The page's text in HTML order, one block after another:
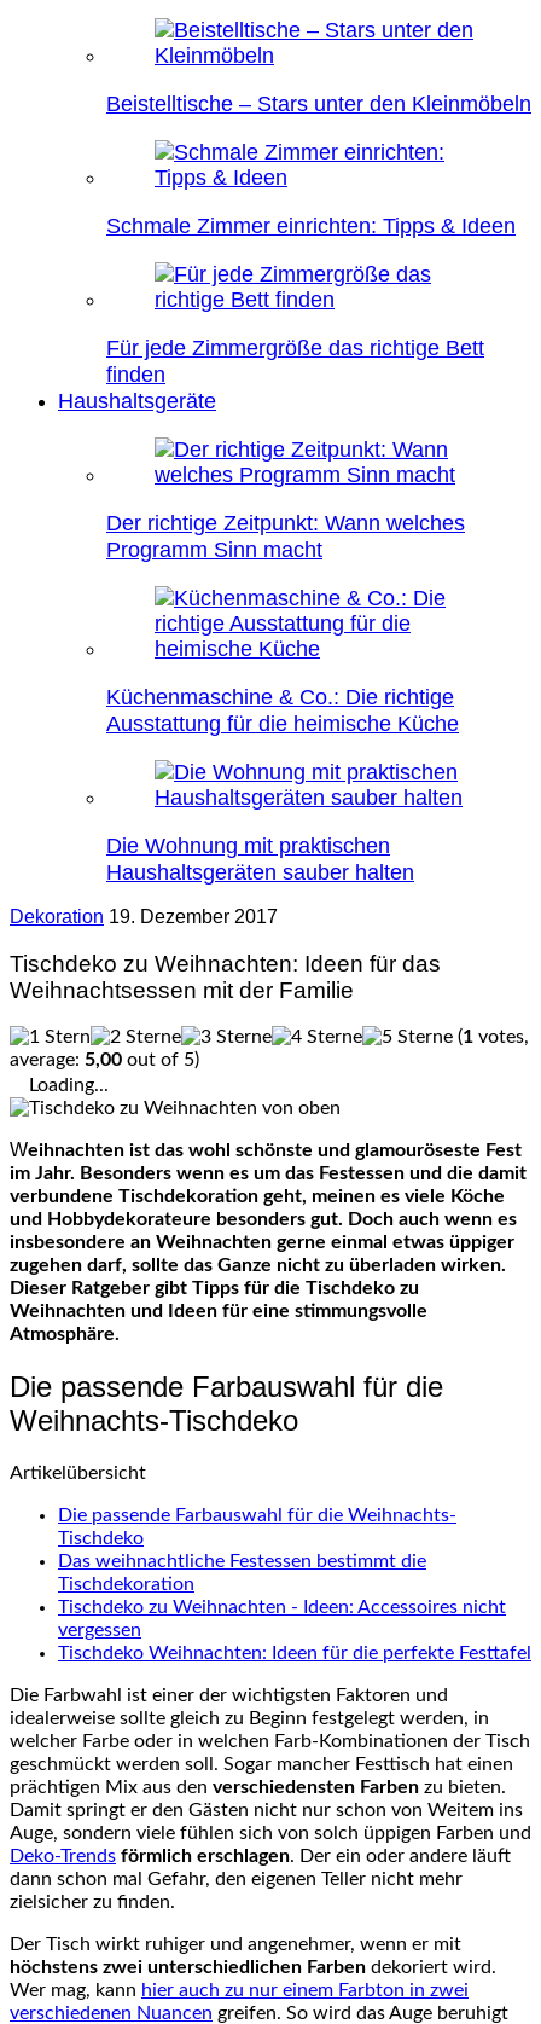
Beistelltische – Stars unter den Kleinmöbeln
Schmale Zimmer einrichten: Tipps & Ideen
Für jede Zimmergröße das richtige Bett
finden
Haushaltsgeräte
Der richtige Zeitpunkt: Wann welches
Programm Sinn macht
Küchenmaschine & Co.: Die richtige
Ausstattung für die heimische Küche
Die Wohnung mit praktischen
Haushaltsgeräten sauber halten
Dekoration 19. Dezember 2017
Tischdeko zu Weihnachten: Ideen für das
Weihnachtsessen mit der Familie
(1 votes,
average: 5,00 out of 5)
Loading...
Weihnachten ist das wohl schönste und glamouröseste Fest
im Jahr. Besonders wenn es um das Festessen und die damit
verbundene Tischdekoration geht, meinen es viele Köche
und Hobbydekorateure besonders gut. Doch auch wenn es
insbesondere an Weihnachten gerne einmal etwas üppiger
zugehen darf, sollte das Ganze nicht zu überladen wirken.
Dieser Ratgeber gibt Tipps für die Tischdeko zu
Weihnachten und Ideen für eine stimmungsvolle
Atmosphäre.
Die passende Farbauswahl für die
Weihnachts-Tischdeko
Artikelübersicht
Die passende Farbauswahl für die Weihnachts-
Tischdeko
Das weihnachtliche Festessen bestimmt die
Tischdekoration
Tischdeko zu Weihnachten - Ideen: Accessoires nicht
vergessen
Tischdeko Weihnachten: Ideen für die perfekte Festtafel
Die Farbwahl ist einer der wichtigsten Faktoren und
idealerweise sollte gleich zu Beginn festgelegt werden, in
welcher Farbe oder in welchen Farb-Kombinationen der Tisch
geschmückt werden soll. Sogar mancher Festtisch hat einen
prächtigen Mix aus den verschiedensten Farben zu bieten.
Damit springt er den Gästen nicht nur schon von Weitem ins
Auge, sondern viele fühlen sich von solch üppigen Farben und
Deko-Trends förmlich erschlagen. Der ein oder andere läuft
dann schon mal Gefahr, den eigenen Teller nicht mehr
zielsicher zu finden.
Der Tisch wirkt ruhiger und angenehmer, wenn er mit
höchstens zwei unterschiedlichen Farben dekoriert wird.
Wer mag, kann hier auch zu nur einem Farbton in zwei
verschiedenen Nuancen greifen. So wird das Auge beruhigt